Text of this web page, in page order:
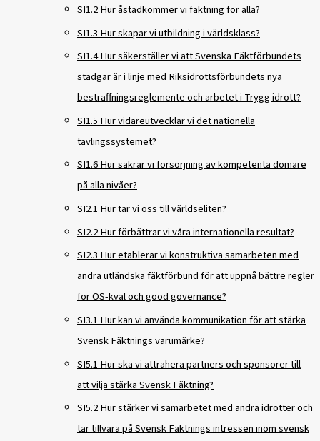
SI1.2 Hur åstadkommer vi fäktning för alla?
SI1.3 Hur skapar vi utbildning i världsklass?
SI1.4 Hur säkerställer vi att Svenska Fäktförbundets
stadgar är i linje med Riksidrottsförbundets nya
bestraffningsreglemente och arbetet i Trygg idrott?
SI1.5 Hur vidareutvecklar vi det nationella
tävlingssystemet?
SI1.6 Hur säkrar vi försörjning av kompetenta domare
på alla nivåer?
SI2.1 Hur tar vi oss till världseliten?
SI2.2 Hur förbättrar vi våra internationella resultat?
SI2.3 Hur etablerar vi konstruktiva samarbeten med
andra utländska fäktförbund för att uppnå bättre regler
för OS-kval och good governance?
SI3.1 Hur kan vi använda kommunikation för att stärka
Svensk Fäktnings varumärke?
SI5.1 Hur ska vi attrahera partners och sponsorer till
att vilja stärka Svensk Fäktning?
SI5.2 Hur stärker vi samarbetet med andra idrotter och
tar tillvara på Svensk Fäktnings intressen inom svensk